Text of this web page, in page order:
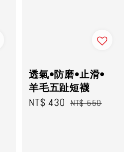
透氣•防磨•止滑•
羊毛五趾短襪
Sale
NT$ 430 Regular
NT$ 550